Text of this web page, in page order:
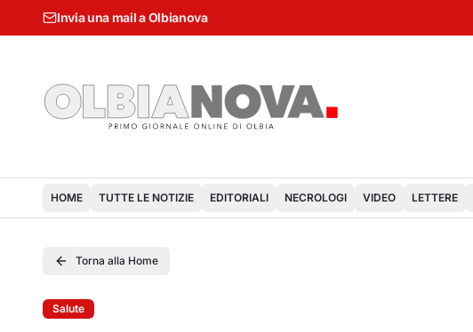
Invia una mail a Olbianova
HOME TUTTE LE NOTIZIE EDITORIALI NECROLOGI VIDEO LETTERE
Torna alla Home
Salute